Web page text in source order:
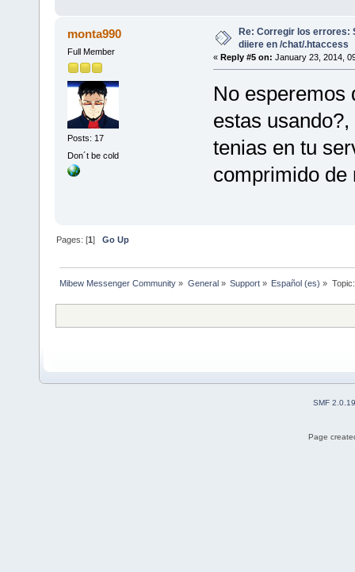
monta990
Full Member
Posts: 17
Don´t be cold
Re: Corregir los errores:
diiere en /chat/.htaccess
« Reply #5 on: January 23, 2014,
No esperemos
estas
tenias en tu
comprimido de
Pages: [1]Go Up
Mibew Messenger Community » General» Support» Español (es) »
SMF 2.0.19
Page